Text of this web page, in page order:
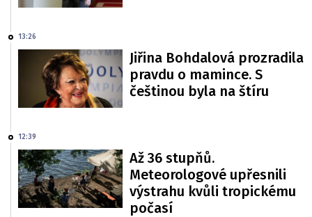
13:26
Jiřina Bohdalová prozradila
pravdu o mamince. S
češtinou byla na štíru
12:39
Až 36 stupňů.
Meteorologové upřesnili
výstrahu kvůli tropickému
počasí